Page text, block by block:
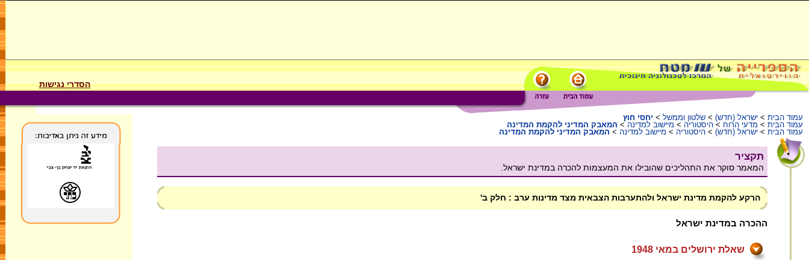
הסדרי נגישות
עמוד הבית > ישראל (חדש) > שלטון וממשל > יחסי חוץ
עמוד הבית > מדעי הרוח > היסטוריה > מיישוב למדינה > המאבק המדיני להקמת המדינה
עמוד הבית > ישראל (חדש) > היסטוריה > מיישוב למדינה > המאבק המדיני להקמת המדינה
תקציר
המאמר סוקר את התהליכים שהובילו את המעצמות להכרה במדינת ישראל.
הרקע להקמת מדינת ישראל ולהתערבות הצבאית מצד מדינות ערב : חלק ב'
ההכרה במדינת ישראל
שאלת ירושלים במאי 1948